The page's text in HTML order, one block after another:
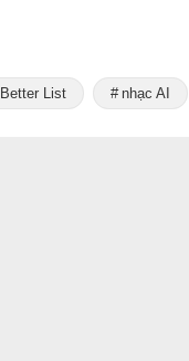
Better List nhạc AI